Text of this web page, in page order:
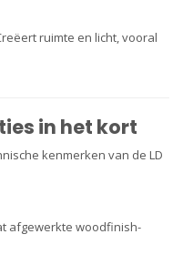
ruimte en licht, vooral
in het kort
kenmerken van de LD
afgewerkte woodfinish-